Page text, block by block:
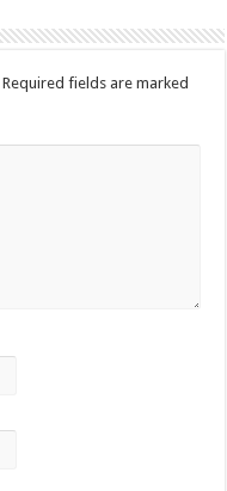
Required fields are marked